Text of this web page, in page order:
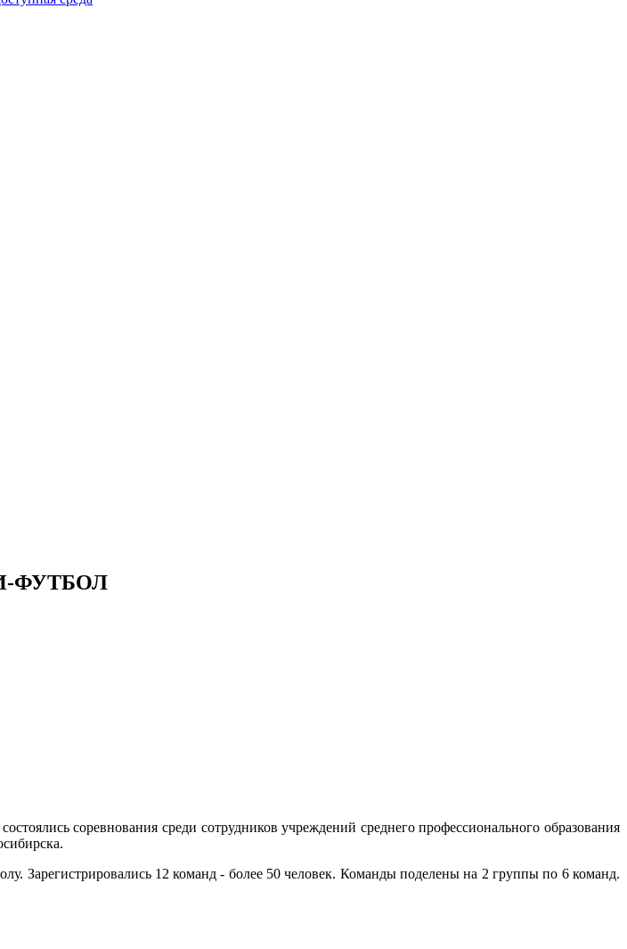
ФУТБОЛ
соревнования среди сотрудников учреждений среднего профессионального образования
Зарегистрировались 12 команд - более 50 человек. Команды поделены на 2 группы по 6 команд.